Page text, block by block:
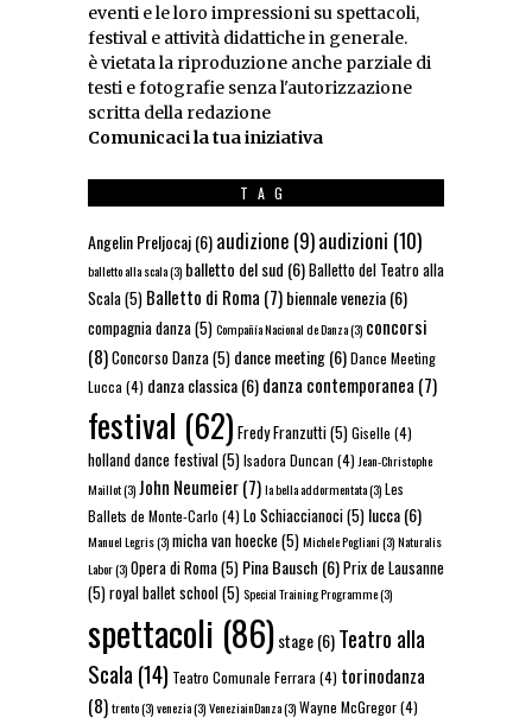
eventi e le loro impressioni su spettacoli,
festival e attività didattiche in generale.
è vietata la riproduzione anche parziale di
testi e fotografie senza l'autorizzazione
scritta della redazione
Comunicaci la tua iniziativa
TAG
Angelin Preljocaj(6)audizione (9)audizioni (10)
balletto alla scala(3) balletto del sud (6)Balletto del Teatro alla
Scala(5) Balletto di Roma (7)biennale venezia(6)
compagnia danza(5)Compañía Nacional de Danza(3) concorsi
(8)Concorso Danza(5) dance meeting(6)Dance Meeting
Lucca (4) danza classica(6)danza contemporanea (7)
festival (62) Fredy Franzutti(5)Giselle (4)
holland dance festival(5)Isadora Duncan (4) Jean-Christophe
Maillot(3)John Neumeier(7)la bella addormentata(3)Les
Ballets de Monte-Carlo (4) Lo Schiaccianoci(5) lucca(6)
Manuel Legris(3)micha van hoecke(5)Michele Pogliani(3)Naturalis
Labor(3)Opera di Roma(5) Pina Bausch (6)Prix de Lausanne
(5)royal ballet school(5)Special Training Programme(3)
spettacoli (86)stage(6)Teatro alla
Scala (14) Teatro Comunale Ferrara (4) torinodanza
(8)trento(3)venezia(3)VeneziainDanza(3)Wayne McGregor(4)